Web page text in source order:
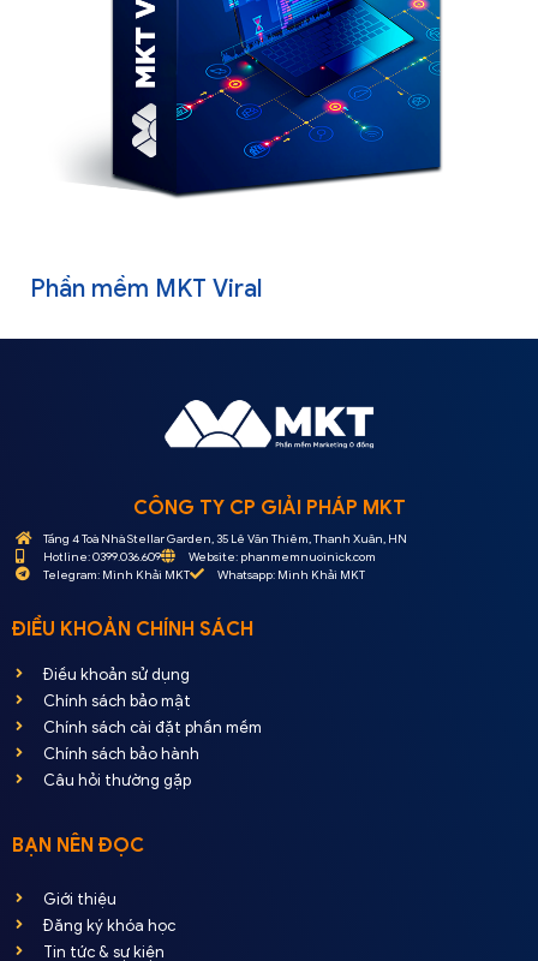
Phần mềm MKT Viral
CÔNG TY CP GIẢI PHÁP MKT
Tầng 4 Toà Nhà Stellar Garden, 35 Lê Văn Thiêm, Thanh Xuân, HN
Hotline: 0399.036.609
Website: phanmemnuoinick.com
Telegram: Minh Khải MKT
Whatsapp: Minh Khải MKT
ĐIỀU KHOẢN CHÍNH SÁCH
Điều khoản sử dụng
Chính sách bảo mật
Chính sách cài đặt phần mềm
Chính sách bảo hành
Câu hỏi thường gặp
BẠN NÊN ĐỌC
Giới thiệu
Đăng ký khóa học
Tin tức & sự kiện